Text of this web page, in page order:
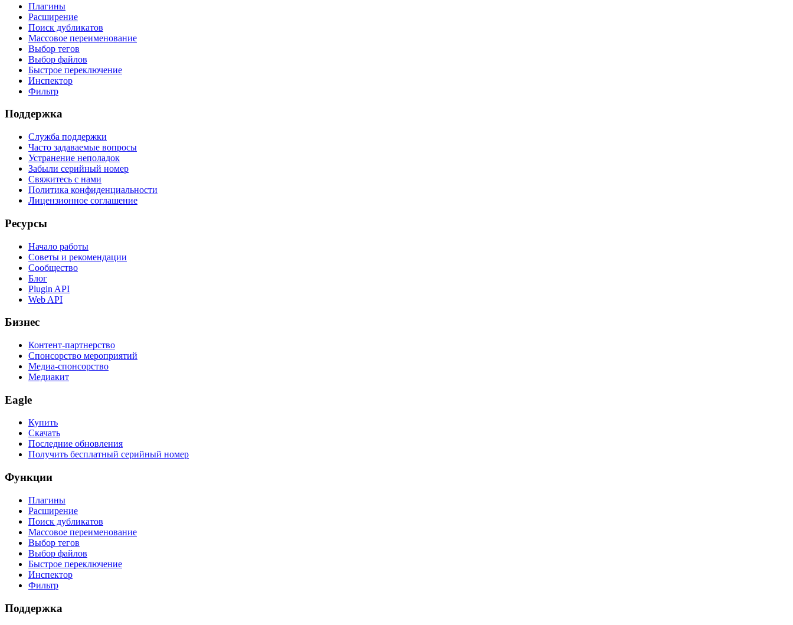
Плагины
Расширение
Поиск дубликатов
Массовое переименование
Выбор тегов
Выбор файлов
Быстрое переключение
Инспектор
Фильтр
Поддержка
Служба поддержки
Часто задаваемые вопросы
Устранение неполадок
Забыли серийный номер
Свяжитесь с нами
Политика конфиденциальности
Лицензионное соглашение
Ресурсы
Начало работы
Советы и рекомендации
Сообщество
Блог
Plugin API
Web API
Бизнес
Контент-партнерство
Спонсорство мероприятий
Медиа-спонсорство
Медиакит
Eagle
Купить
Скачать
Последние обновления
Получить бесплатный серийный номер
Функции
Плагины
Расширение
Поиск дубликатов
Массовое переименование
Выбор тегов
Выбор файлов
Быстрое переключение
Инспектор
Фильтр
Поддержка